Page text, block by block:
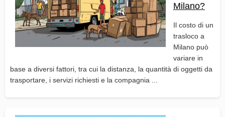
Milano?
Il costo di un
trasloco a
Milano può
variare in
base a diversi fattori, tra cui la distanza, la quantità di oggetti da
trasportare, i servizi richiesti e la compagnia ...